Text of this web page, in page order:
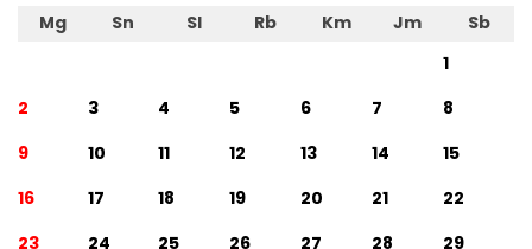
Mg Sn Sl Rb Km Jm
Sb
1
2
3 4 5 6 7
8
9
10 11 12 13 14
15
16
17 18 19 20 21
22
23
24 25 26 27 28 29